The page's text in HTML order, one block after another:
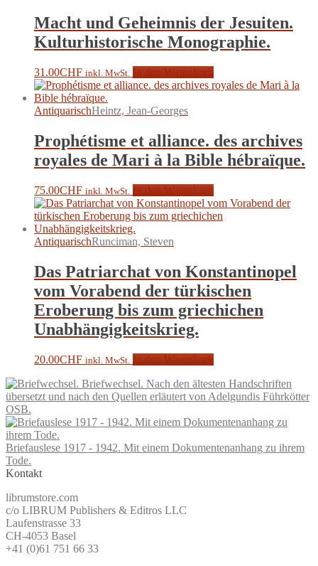
Macht und Geheimnis der Jesuiten.
Kulturhistorische Monographie.
31.00CHF inkl. MwSt.
AntiquarischHeintz, Jean-Georges
Prophétisme et alliance. des archives
royales de Mari à la Bible hébraïque.
75.00CHF inkl. MwSt.
AntiquarischRunciman, Steven
Das Patriarchat von Konstantinopel
vom Vorabend der türkischen
Eroberung bis zum griechichen
Unabhängigkeitskrieg.
20.00CHF inkl. MwSt.
Briefwechsel. Nach den ältesten Handschriften
übersetzt und nach den Quellen erläutert von Adelgundis Führkötter
OSB.
Briefauslese 1917 - 1942. Mit einem Dokumentenanhang zu ihrem
Tode.
Kontakt
librumstore.com
c/o LIBRUM Publishers & Editros LLC
Laufenstrasse 33
CH-4053 Basel
+41 (0)61 751 66 33